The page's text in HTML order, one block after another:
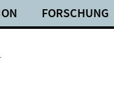
FORSCHUNG